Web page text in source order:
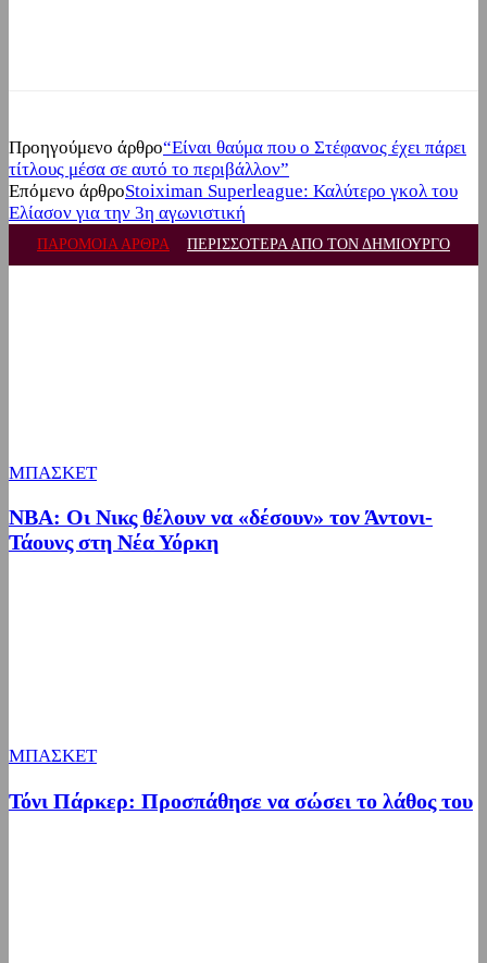
Προηγούμενο άρθρο“Είναι θαύμα που ο Στέφανος έχει πάρει
τίτλους μέσα σε αυτό το περιβάλλον”
Επόμενο άρθροStoiximan Superleague: Καλύτερο γκολ του
Ελίασον για την 3η αγωνιστική
ΠΑΡΟΜΟΙΑ ΑΡΘΡΑ ΠΕΡΙΣΣΟΤΕΡΑ ΑΠΟ ΤΟΝ ΔΗΜΙΟΥΡΓΟ
ΜΠΑΣΚΕΤ
NBA: Οι Νικς θέλουν να «δέσουν» τον Άντονι-
Τάουνς στη Νέα Υόρκη
ΜΠΑΣΚΕΤ
Τόνι Πάρκερ: Προσπάθησε να σώσει το λάθος του